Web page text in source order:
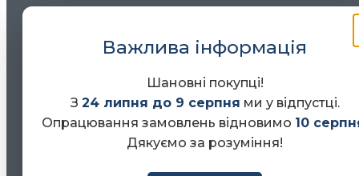
Важлива інформація
Шановні покупці!
З 24 липня до 9 серпня ми у відпустці.
Опрацювання замовлень відновимо 10
Дякуємо за розуміння!